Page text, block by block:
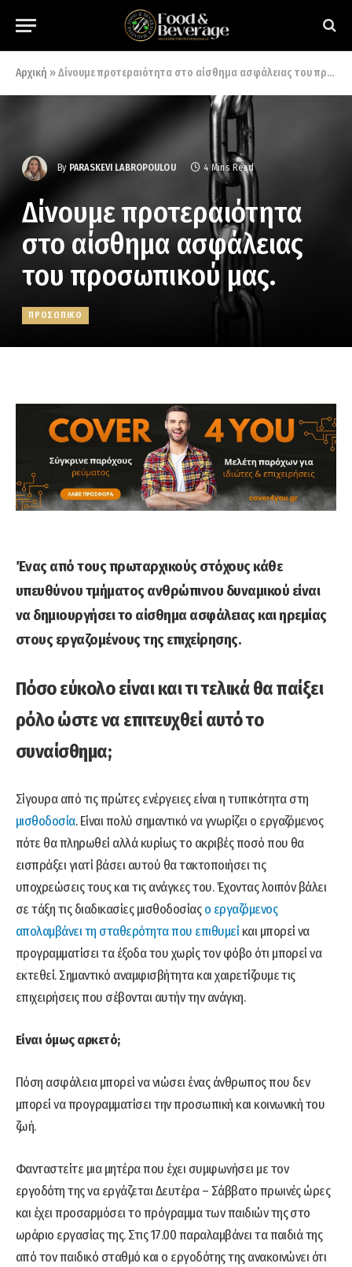
Αρχική »Δίνουμε προτεραιότητα στο αίσθημα ασφάλειας του προσωπικού μας.
By PARASKEVI LABROPOULOU 4 Mins Read
Δίνουμε προτεραιότητα
στο αίσθημα ασφάλειας
του προσωπικού μας.
ΠΡΟΣΩΠΙΚΟ
Ένας από τους πρωταρχικούς στόχους κάθε
υπευθύνου τμήματος ανθρώπινου δυναμικού είναι
να δημιουργήσει το αίσθημα ασφάλειας και ηρεμίας
στους εργαζομένους της επιχείρησης.
Πόσο εύκολο είναι και τι τελικά θα παίξει
ρόλο ώστε να επιτευχθεί αυτό το
συναίσθημα;
Σίγουρα από τις πρώτες ενέργειες είναι η τυπικότητα στη
μισθοδοσία. Είναι πολύ σημαντικό να γνωρίζει ο εργαζόμενος
πότε θα πληρωθεί αλλά κυρίως το ακριβές ποσό που θα
εισπράξει γιατί βάσει αυτού θα τακτοποιήσει τις
υποχρεώσεις τους και τις ανάγκες του. Έχοντας λοιπόν βάλει
σε τάξη τις διαδικασίες μισθοδοσίαςο εργαζόμενος
απολαμβάνει τη σταθερότητα που επιθυμείκαι μπορεί να
προγραμματίσει τα έξοδα του χωρίς τον φόβο ότι μπορεί να
εκτεθεί. Σημαντικό αναμφισβήτητα και χαιρετίζουμε τις
επιχειρήσεις που σέβονται αυτήν την ανάγκη.
Είναι όμως αρκετό;
Πόση ασφάλεια μπορεί να νιώσει ένας άνθρωπος που δεν
μπορεί να προγραμματίσει την προσωπική και κοινωνική του
ζωή.
Φανταστείτε μια μητέρα που έχει συμφωνήσει με τον
εργοδότη της να εργάζεται Δευτέρα – Σάββατο πρωινές ώρες
και έχει προσαρμόσει το πρόγραμμα των παιδιών της στο
ωράριο εργασίας της. Στις 17.00 παραλαμβάνει τα παιδιά της
από τον παιδικό σταθμό και ο εργοδότης της ανακοινώνει ότι